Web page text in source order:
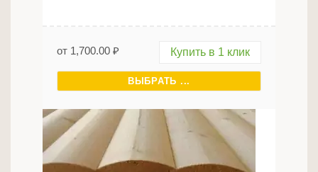
от 1,700.00 ₽ Купить в 1 клик
ВЫБРАТЬ ...